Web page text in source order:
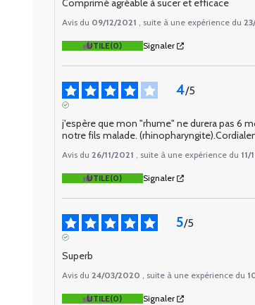
Comprimé agréable à sucer et efficace
Avis du 09/12/2021 , suite à une expérience du
UTILE(0) Signaler
4/5
j'espère que mon "rhume" ne durera pas 6
notre fils malade.
Avis du 26/11/2021 , suite à une expérience du 11/
UTILE(0) Signaler
5/5
Superb
Avis du 24/03/2020 , suite à une expérience du
UTILE(0) Signaler